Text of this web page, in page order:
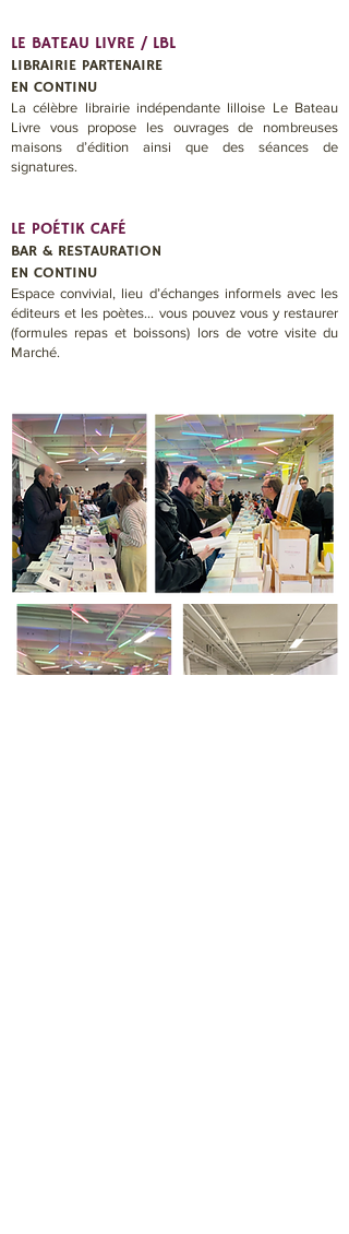
LE BATEAU LIVRE / LBL
LIBRAIRIE PARTENAIRE
EN CONTINU
La célèbre librairie indépendante lilloise Le Bateau
Livre vous propose les ouvrages de nombreuses
maisons d’édition ainsi que des séances de
signatures.
LE POÉTIK CAFÉ
BAR & RESTAURATION
EN CONTINU
Espace convivial, lieu d’échanges informels avec les
éditeurs et les poètes... vous pouvez vous y restaurer
(formules repas et boissons) lors de votre visite du
Marché.